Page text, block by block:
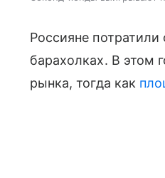
Россияне
барахолках. В этом
рынка, тогда как